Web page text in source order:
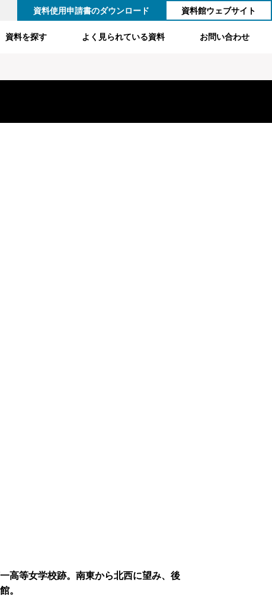
資料使用申請書のダウンロード 資料館ウェブサイト
資料を探す よく見られている資料 お問い合わせ
高等女学校跡。南東から北西に望み、後
。